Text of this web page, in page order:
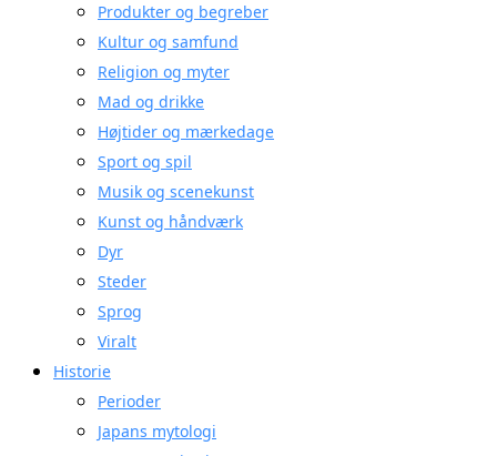
Produkter og begreber
Kultur og samfund
Religion og myter
Mad og drikke
Højtider og mærkedage
Sport og spil
Musik og scenekunst
Kunst og håndværk
Dyr
Steder
Sprog
Viralt
Historie
Perioder
Japans mytologi